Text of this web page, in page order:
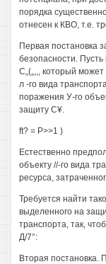
порядка
отнесен к КВО, т.е.
Первая постановка
безопасности.
С„(„,,, который
л -го вида
поражения У-го
защиту С¥.
ft? = Р>>1 )
Естественно
объекту //-го вида
ресурса,
Требуется найти
выделенного на
транспорта, так,
Д/7°:
Вторая постановка.